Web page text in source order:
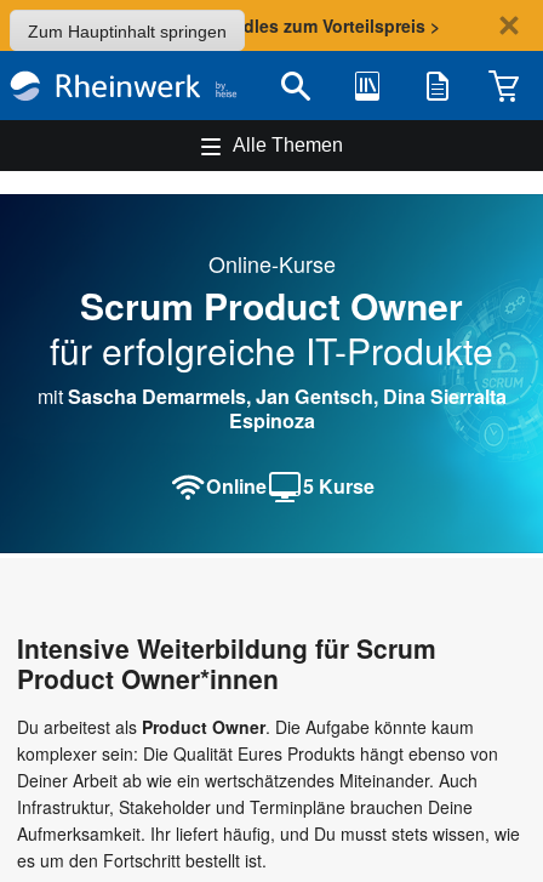
Zum Hauptinhalt springen
Sommer-Aktion: Bundles zum Vorteilspreis >
Suche Bibliothek Merkliste
Alle Themen
Online-Kurse
Scrum Product Owner
für erfolgreiche IT-Produkte
mitSascha Demarmels, Jan Gentsch, Dina Sierralta
Espinoza
Online 5 Kurse
Intensive Weiterbildung für Scrum
Product Owner*innen
Du arbeitest als Product Owner. Die Aufgabe könnte kaum
komplexer sein: Die Qualität Eures Produkts hängt ebenso von
Deiner Arbeit ab wie ein wertschätzendes Miteinander. Auch
Infrastruktur, Stakeholder und Terminpläne brauchen Deine
Aufmerksamkeit. Ihr liefert häufig, und Du musst stets wissen, wie
es um den Fortschritt bestellt ist.